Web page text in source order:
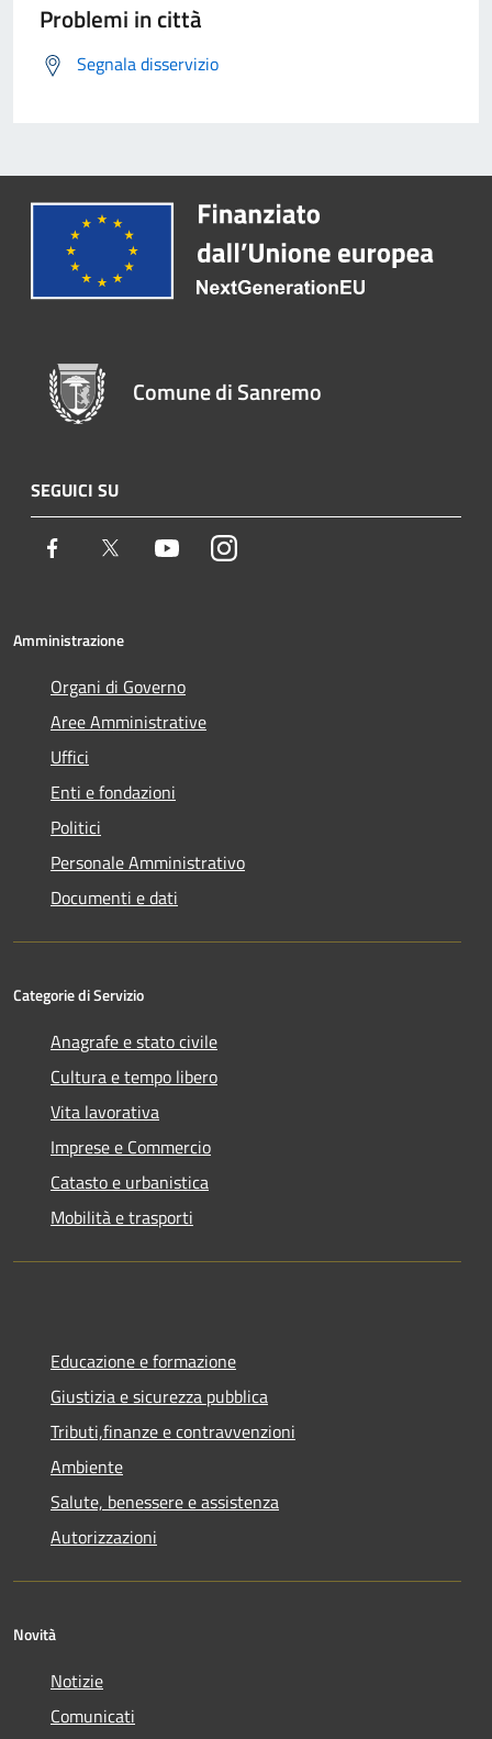
Problemi in città
Segnala disservizio
Comune di Sanremo
SEGUICI SU
Facebook Twitter YoutubeInstagram
Amministrazione
Organi di Governo
Aree Amministrative
Uffici
Enti e fondazioni
Politici
Personale Amministrativo
Documenti e dati
Categorie di Servizio
Anagrafe e stato civile
Cultura e tempo libero
Vita lavorativa
Imprese e Commercio
Catasto e urbanistica
Mobilità e trasporti
Educazione e formazione
Giustizia e sicurezza pubblica
Tributi,finanze e contravvenzioni
Ambiente
Salute, benessere e assistenza
Autorizzazioni
Novità
Notizie
Comunicati